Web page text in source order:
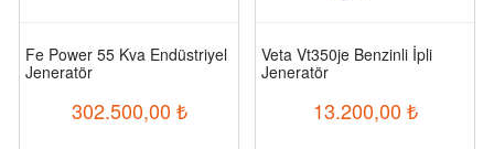
Fe Power 55 Kva Endüstriyel
Jeneratör
302.500,00 ₺
Veta Vt350je Benzinli İpli
Jeneratör
13.200,00 ₺